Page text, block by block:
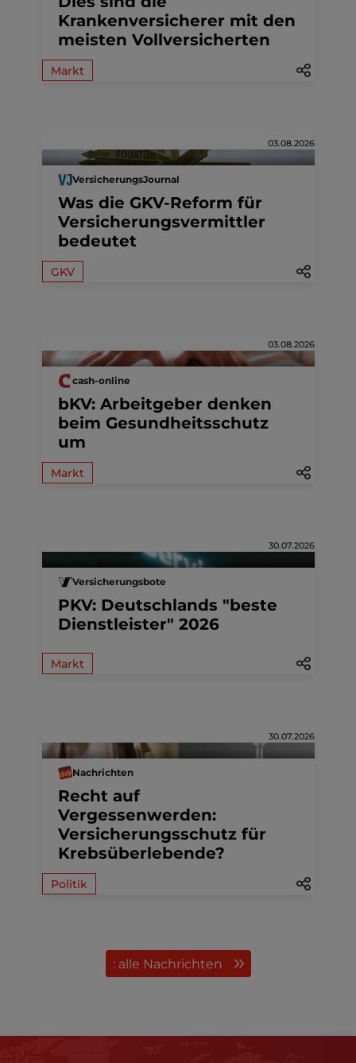
Krankenversicherer mit den
meisten Vollversicherten
Markt
03.08.2026
VersicherungsJournal
Was die GKV-Reform für
Versicherungsvermittler
bedeutet
GKV
03.08.2026
cash-online
bKV: Arbeitgeber denken
beim Gesundheitsschutz
um
Markt
30.07.2026
Versicherungsbote
PKV: Deutschlands "beste
Dienstleister" 2026
Markt
30.07.2026
Nachrichten
Recht auf
Vergessenwerden:
Versicherungsschutz für
Krebsüberlebende?
Politik
: alle Nachrichten